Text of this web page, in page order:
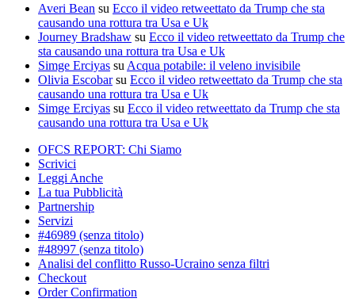
Averi Bean su Ecco il video retweettato da Trump che sta
causando una rottura tra Usa e Uk
Journey Bradshaw su Ecco il video retweettato da Trump che
sta causando una rottura tra Usa e Uk
Simge Erciyas su Acqua potabile: il veleno invisibile
Olivia Escobarsu Ecco il video retweettato da Trump che sta
causando una rottura tra Usa e Uk
Simge Erciyas su Ecco il video retweettato da Trump che sta
causando una rottura tra Usa e Uk
OFCS REPORT: Chi Siamo
Scrivici
Leggi Anche
La tua Pubblicità
Partnership
Servizi
#46989 (senza titolo)
#48997 (senza titolo)
Analisi del conflitto Russo-Ucraino senza filtri
Checkout
Order Confirmation